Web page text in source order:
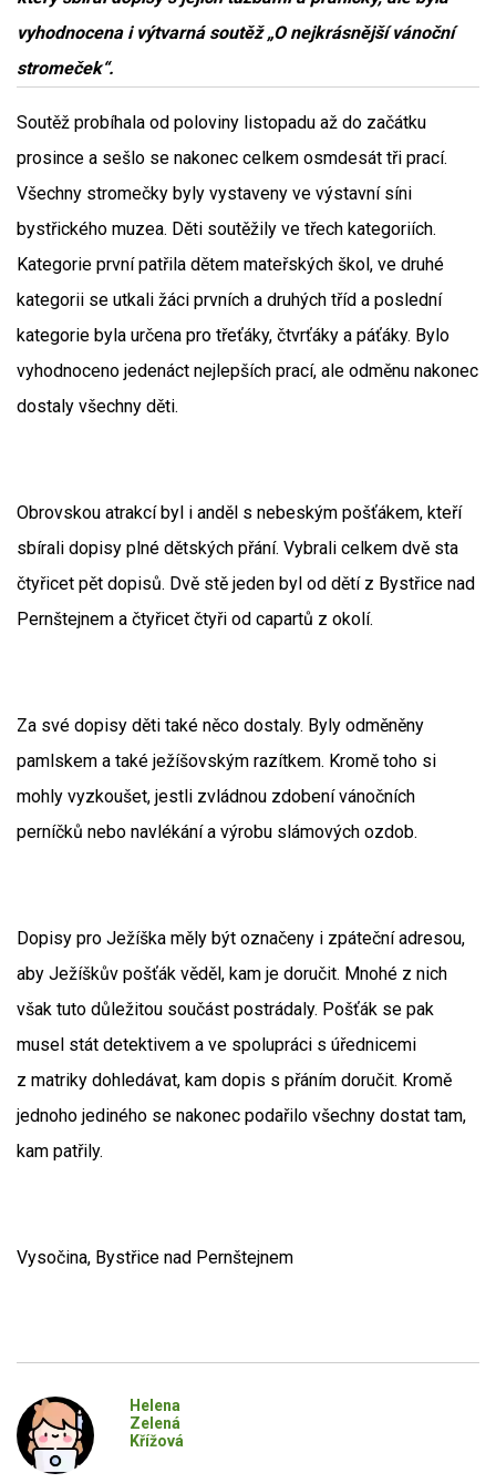
vyhodnocena i výtvarná soutěž „O nejkrásnější vánoční
stromeček“.
Soutěž probíhala od poloviny listopadu až do začátku
prosince a sešlo se nakonec celkem osmdesát tři prací.
Všechny stromečky byly vystaveny ve výstavní síni
bystřického muzea. Děti soutěžily ve třech kategoriích.
Kategorie první patřila dětem mateřských škol, ve druhé
kategorii se utkali žáci prvních a druhých tříd a poslední
kategorie byla určena pro třeťáky, čtvrťáky a páťáky. Bylo
vyhodnoceno jedenáct nejlepších prací, ale odměnu nakonec
dostaly všechny děti.
Obrovskou atrakcí byl i anděl s nebeským pošťákem, kteří
sbírali dopisy plné dětských přání. Vybrali celkem dvě sta
čtyřicet pět dopisů. Dvě stě jeden byl od dětí z Bystřice nad
Pernštejnem a čtyřicet čtyři od capartů z okolí.
Za své dopisy děti také něco dostaly. Byly odměněny
pamlskem a také ježíšovským razítkem. Kromě toho si
mohly vyzkoušet, jestli zvládnou zdobení vánočních
perníčků nebo navlékání a výrobu slámových ozdob.
Dopisy pro Ježíška měly být označeny i zpáteční adresou,
aby Ježíškův pošťák věděl, kam je doručit. Mnohé z nich
však tuto důležitou součást postrádaly. Pošťák se pak
musel stát detektivem a ve spolupráci s úřednicemi
z matriky dohledávat, kam dopis s přáním doručit. Kromě
jednoho jediného se nakonec podařilo všechny dostat tam,
kam patřily.
Vysočina, Bystřice nad Pernštejnem
Helena
Zelená
Křížová